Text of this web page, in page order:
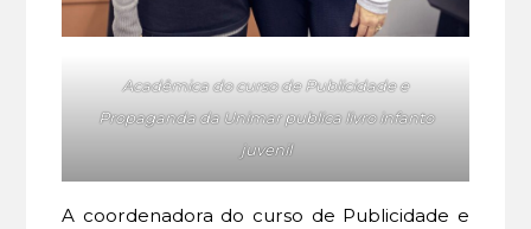
Acadêmica do curso de Publicidade e
Propaganda da Unimar publica livro infanto
juvenil
A coordenadora do curso de Publicidade e